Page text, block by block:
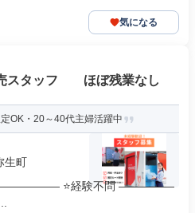
気になる
スタッフ ほぼ残業なし
OK・20～40代主婦活躍中
生町
⭐経験不問 ―――――